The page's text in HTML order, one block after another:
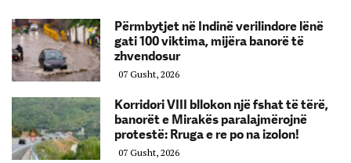
Përmbytjet në Indinë verilindore lënë
gati 100 viktima, mijëra banorë të
zhvendosur
07 Gusht, 2026
Korridori VIII bllokon një fshat të tërë,
banorët e Mirakës paralajmërojnë
protestë: Rruga e re po na izolon!
07 Gusht, 2026